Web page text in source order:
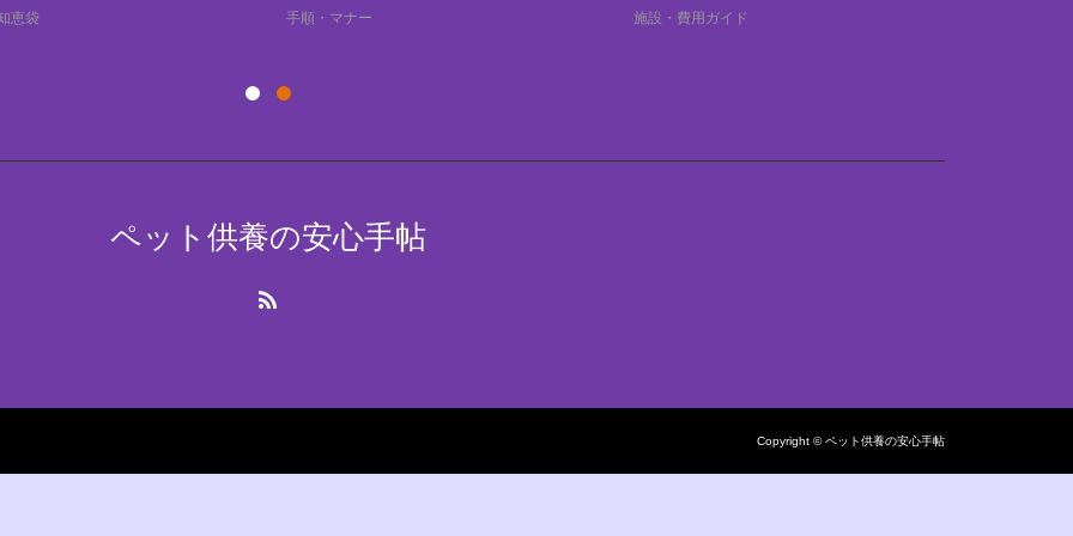
恵袋 手順・マナー 施設・費用ガイド
ペット供養の安心手帖
Copyright © ペット供養の安心手帖